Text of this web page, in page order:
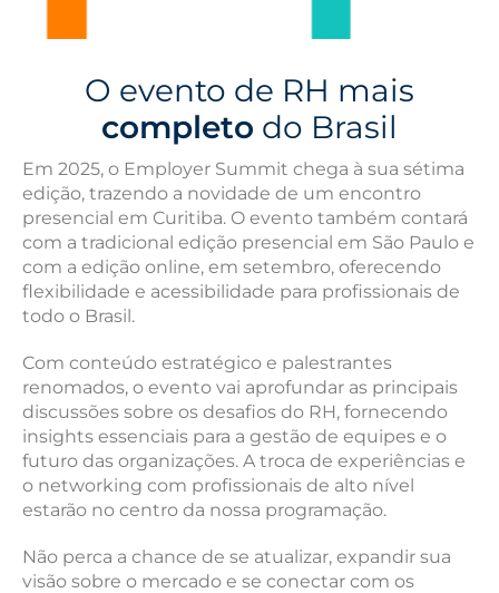
O evento de RH mais
completo do Brasil
Em 2025, o Employer Summit chega à sua sétima
edição, trazendo a novidade de um encontro
presencial em Curitiba. O evento também contará
com a tradicional edição presencial em São Paulo e
com a edição online, em setembro, oferecendo
flexibilidade e acessibilidade para profissionais de
todo o Brasil.
Com conteúdo estratégico e palestrantes
renomados, o evento vai aprofundar as principais
discussões sobre os desafios do RH, fornecendo
insights essenciais para a gestão de equipes e o
futuro das organizações. A troca de experiências e
o networking com profissionais de alto nível
estarão no centro da nossa programação.
Não perca a chance de se atualizar, expandir sua
visão sobre o mercado e se conectar com os